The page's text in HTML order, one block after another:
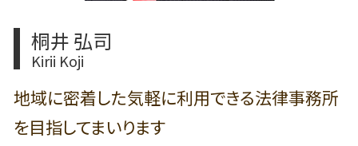
桐井 弘司
Kirii Koji
地域に密着した気軽に利用できる法律事務所
を目指してまいります